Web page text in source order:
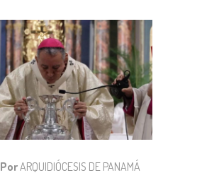
PorARQUIDIÓCESIS DE PANAMÁ